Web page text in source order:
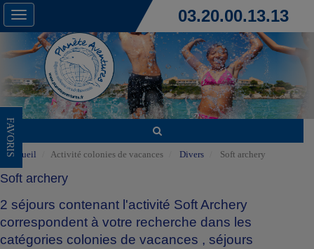
Toggle
navigation
03.20.00.13.13
FAVORIS
Accueil Activité colonies de vacances Divers Soft archery
Soft archery
2 séjours contenant l'activité Soft Archery
correspondent à votre recherche dans les
catégories colonies de vacances , séjours